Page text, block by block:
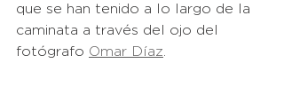
que se han tenido a lo largo de la
caminata a través del ojo del
fotógrafo Omar Díaz